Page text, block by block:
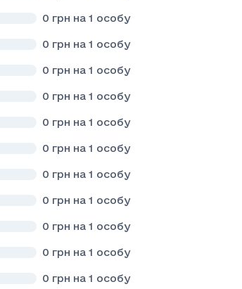
0 грн на 1 особу
0 грн на 1 особу
0 грн на 1 особу
0 грн на 1 особу
0 грн на 1 особу
0 грн на 1 особу
0 грн на 1 особу
0 грн на 1 особу
0 грн на 1 особу
0 грн на 1 особу
0 грн на 1 особу